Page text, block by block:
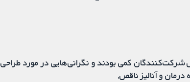
شرکت‌کنندگان کمی بودند و نگرانی‌هایی در مورد طراحی
و آنالیز ناقص.